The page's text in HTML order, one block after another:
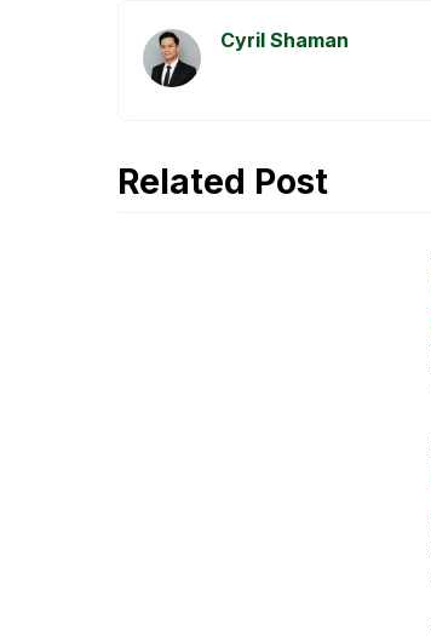
o
o
p
p
n
r
a
Cyril Shaman
Related Post